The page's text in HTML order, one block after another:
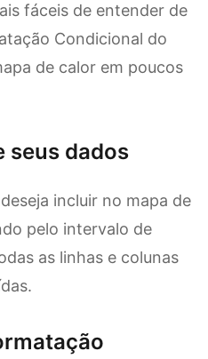
fáceis de entender de
Condicional do
de calor em poucos
seus dados
incluir no mapa de
pelo intervalo de
as linhas e colunas